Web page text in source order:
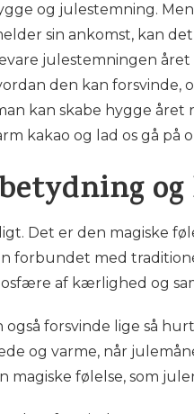
og julestemning.
sin ankomst, kan
julestemningen
den kan forsvinde,
kan skabe hygge
kakao og lad os gå
Det er den magiske
forbundet med
af kærlighed og
forsvinde lige så
og varme, når
magiske følelse, som